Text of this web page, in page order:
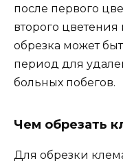
после первого
второго цветения
обрезка может
период для
больных побегов.
Чем обрезать
Для обрезки